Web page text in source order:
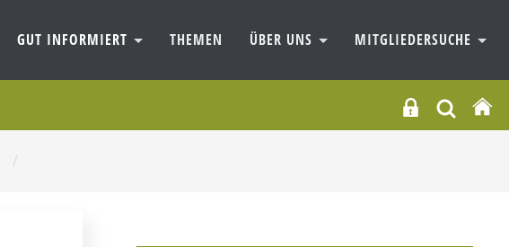
GUT INFORMIERT THEMEN ÜBER UNS MITGLIEDERSUCHE
/